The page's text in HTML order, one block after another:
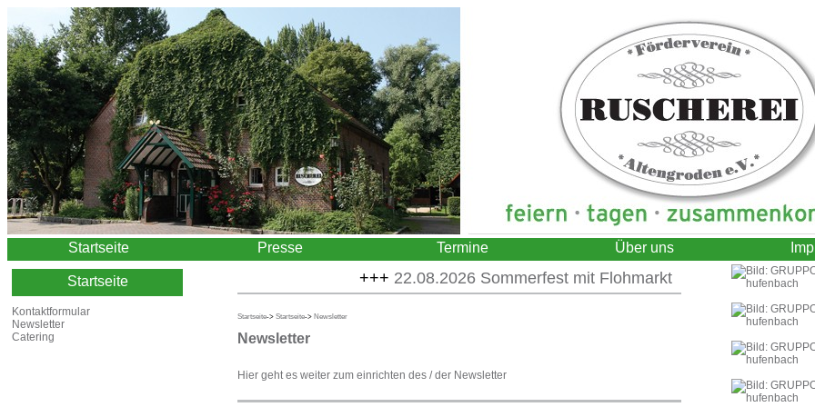
Startseite Presse Termine Über uns
Startseite
Kontaktformular
Newsletter
Catering
+++22.08.2026 Sommerfest mit Flohmarkt+++ 28.08.2026
Startseite-> Startseite-> Newsletter
Newsletter
Hier geht es weiter zum einrichten des / der Newsletter